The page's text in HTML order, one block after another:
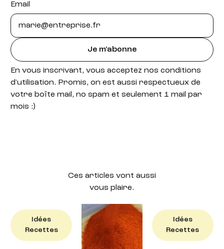
Email
Je m'abonne
En vous inscrivant, vous acceptez nos conditions
d'utilisation. Promis, on est aussi respectueux de
votre boîte mail, no spam et seulement 1 mail par
mois :)
Ces articles vont aussi
vous plaire.
Idées
Recettes
Idées
Recettes
Idées
Recettes